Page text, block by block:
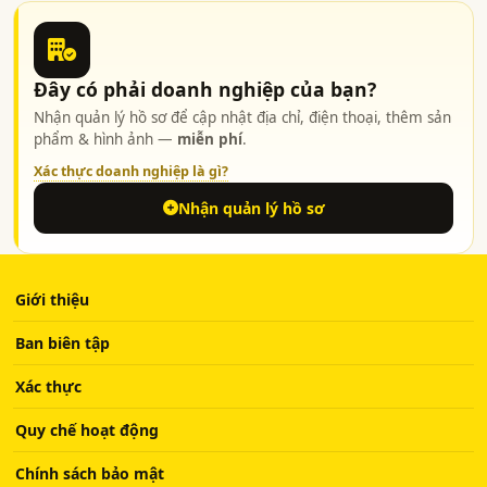
Đây có phải doanh nghiệp của bạn?
Nhận quản lý hồ sơ để cập nhật địa chỉ, điện thoại, thêm sản
phẩm & hình ảnh — miễn phí.
Xác thực doanh nghiệp là gì?
Nhận quản lý hồ sơ
Giới thiệu
Ban biên tập
Xác thực
Quy chế hoạt động
Chính sách bảo mật